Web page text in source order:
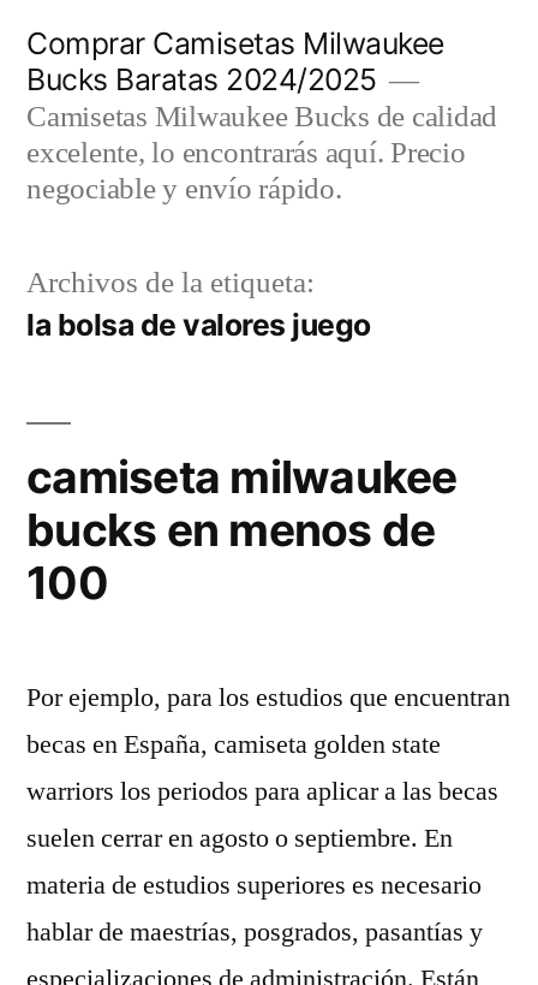
contenido
Comprar Camisetas Milwaukee
Bucks Baratas 2024/2025
Camisetas Milwaukee Bucks de calidad
excelente, lo encontrarás aquí. Precio
negociable y envío rápido.
Archivos de la etiqueta:
la bolsa de valores juego
camiseta milwaukee
bucks en menos de
100
Por ejemplo, para los estudios que encuentran
becas en España, camiseta golden state
warriors los periodos para aplicar a las becas
suelen cerrar en agosto o septiembre. En
materia de estudios superiores es necesario
hablar de maestrías, posgrados, pasantías y